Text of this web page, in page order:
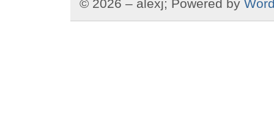
© 2026 – alexj; Powered by